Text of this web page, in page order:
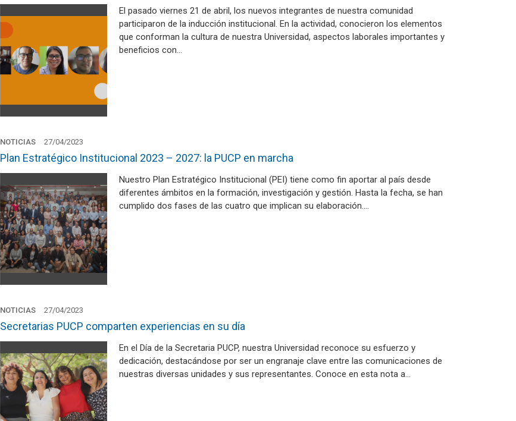
El pasado viernes 21 de abril, los nuevos integrantes de nuestra comunidad
participaron de la inducción institucional. En la actividad, conocieron los elementos
que conforman la cultura de nuestra Universidad, aspectos laborales importantes y
beneficios con…
NOTICIAS 27/04/2023
Plan Estratégico Institucional 2023 – 2027: la PUCP en marcha
Nuestro Plan Estratégico Institucional (PEI) tiene como fin aportar al país desde
diferentes ámbitos en la formación, investigación y gestión. Hasta la fecha, se han
cumplido dos fases de las cuatro que implican su elaboración.…
NOTICIAS 27/04/2023
Secretarias PUCP comparten experiencias en su día
En el Día de la Secretaria PUCP, nuestra Universidad reconoce su esfuerzo y
dedicación, destacándose por ser un engranaje clave entre las comunicaciones de
nuestras diversas unidades y sus representantes. Conoce en esta nota a…